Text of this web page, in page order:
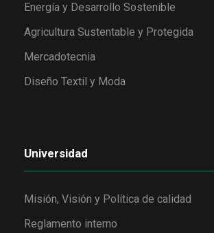
Energía y Desarrollo Sostenible
Agricultura Sustentable y Protegida
Mercadotecnia
Diseño Textil y Moda
Universidad
Misión, Visión y Política de calidad
Reglamento interno